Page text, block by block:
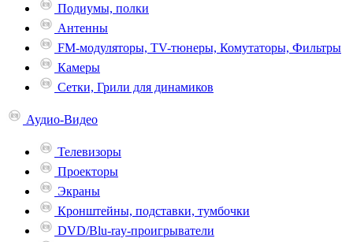
Подиумы, полки
Антенны
FM-модуляторы, TV-тюнеры, Комутаторы, Фильтры
Камеры
Сетки, Грили для динамиков
Аудио-Видео
Телевизоpы
Проекторы
Экраны
Кронштейны, подставки, тумбочки
DVD/Blu-ray-проигрыватели